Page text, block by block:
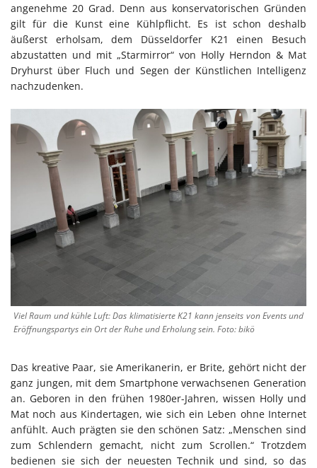
angenehme 20 Grad. Denn aus konservatorischen Gründen
gilt für die Kunst eine Kühlpflicht. Es ist schon deshalb
äußerst erholsam, dem Düsseldorfer K21 einen Besuch
abzustatten und mit „Starmirror“ von Holly Herndon & Mat
Dryhurst über Fluch und Segen der Künstlichen Intelligenz
nachzudenken.
Viel Raum und kühle Luft: Das klimatisierte K21 kann jenseits von Events und
Eröffnungspartys ein Ort der Ruhe und Erholung sein. Foto: bikö
Das kreative Paar, sie Amerikanerin, er Brite, gehört nicht der
ganz jungen, mit dem Smartphone verwachsenen Generation
an. Geboren in den frühen 1980er-Jahren, wissen Holly und
Mat noch aus Kindertagen, wie sich ein Leben ohne Internet
anfühlt. Auch prägten sie den schönen Satz: „Menschen sind
zum Schlendern gemacht, nicht zum Scrollen.“ Trotzdem
bedienen sie sich der neuesten Technik und sind, so das